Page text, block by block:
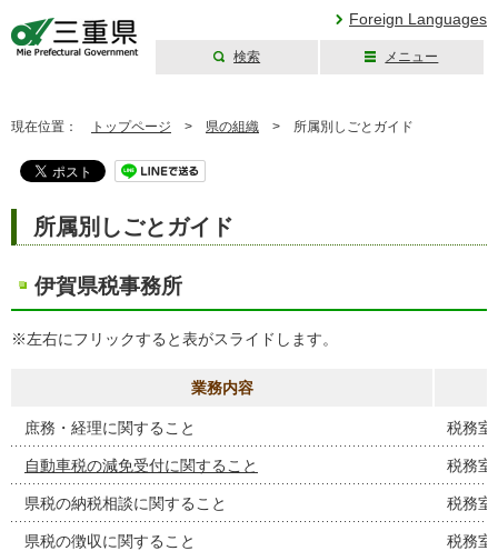
Foreign Languages
検索 メニュー
現在位置： トップページ > 県の組織 > 所属別しごとガイド
所属別しごとガイド
伊賀県税事務所
※左右にフリックすると表がスライドします。
業務内容
庶務・経理に関すること 税務室
自動車税の減免受付に関すること 税務室
県税の納税相談に関すること 税務室
県税の徴収に関すること 税務室